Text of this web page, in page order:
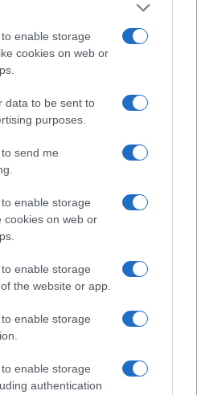
enable storage
cookies on web or
data to be sent to
purposes.
send me
enable storage
cookies on web or
enable storage
the website or app.
enable storage
enable storage
authentication
Görbe tükör a baloldalról